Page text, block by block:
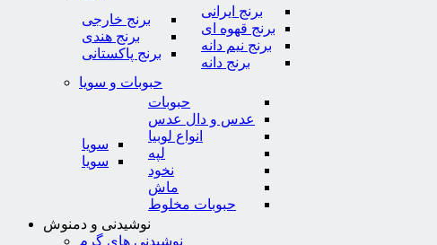
برنج ایرانی
برنج قهوه ای
برنج نیم دانه
برنج دانه
برنج خارجی
برنج هندی
برنج پاکستانی
حبوبات و سویا
حبوبات
عدس و دال عدس
انواع لوبیا
لپه
نخود
ماش
حبوبات مخلوط
سویا
سویا
نوشیدنی و دمنوش
نوشیدنی های گرم